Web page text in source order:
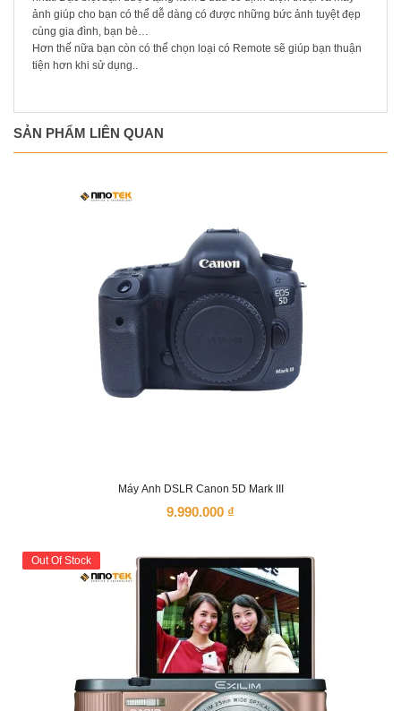
ảnh giúp cho bạn có thể dễ dàng có được những bức ảnh tuyệt đẹp
cùng gia đình, bạn bè…
Hơn thế nữa bạn còn có thể chọn loại có Remote sẽ giúp bạn thuận
tiện hơn khi sử dụng..
SẢN PHẨM LIÊN QUAN
Máy Ảnh DSLR Canon 5D Mark III
9.990.000 ₫
Out Of Stock